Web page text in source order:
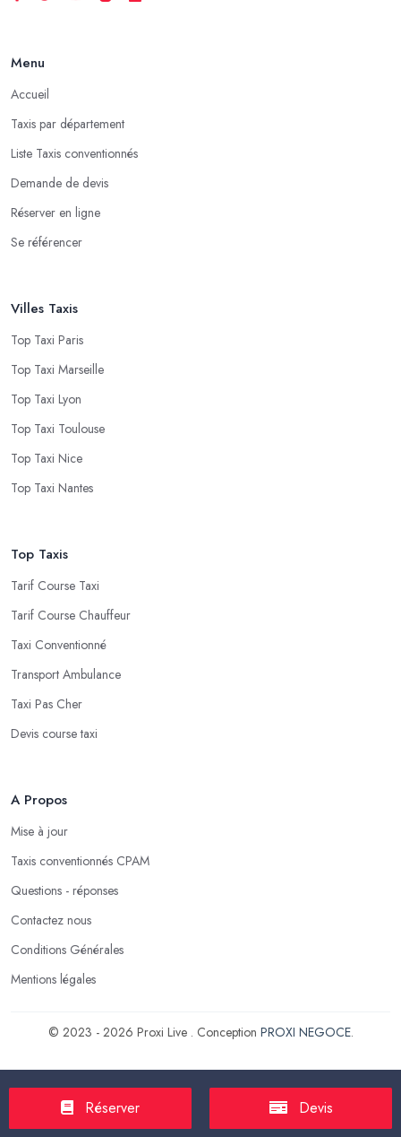
Menu
Accueil
Taxis par département
Liste Taxis conventionnés
Demande de devis
Réserver en ligne
Se référencer
Villes Taxis
Top Taxi Paris
Top Taxi Marseille
Top Taxi Lyon
Top Taxi Toulouse
Top Taxi Nice
Top Taxi Nantes
Top Taxis
Tarif Course Taxi
Tarif Course Chauffeur
Taxi Conventionné
Transport Ambulance
Taxi Pas Cher
Devis course taxi
A Propos
Mise à jour
Taxis conventionnés CPAM
Questions - réponses
Contactez nous
Conditions Générales
Mentions légales
© 2023 - 2026 Proxi Live . Conception PROXI NEGOCE.
Réserver Devis